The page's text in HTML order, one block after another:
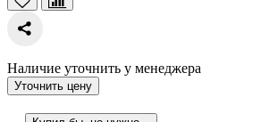
Наличие уточнить у менеджера
Уточнить цену